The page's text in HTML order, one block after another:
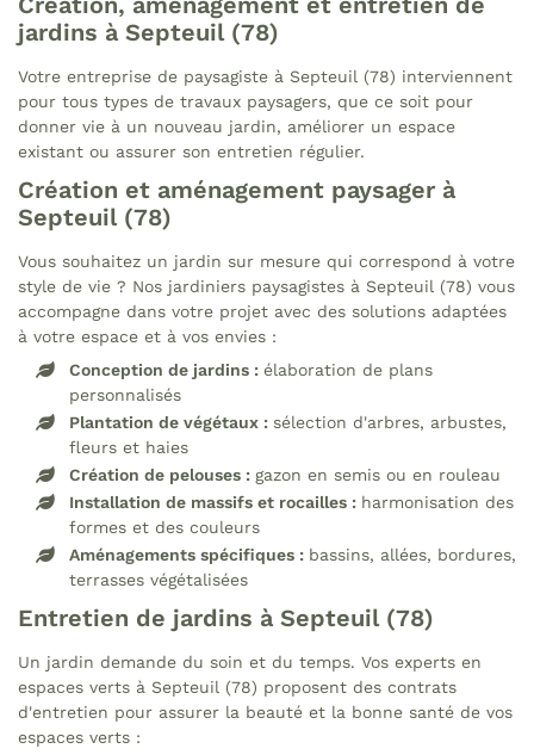
Accueil
prestations
Élagage
réalisations
Avis
Contact
Une
09 74 56 16
Restez
Inscription
Rejoignez-
jardins à Septeuil (78)
Votre entreprise de paysagiste à Septeuil (78) interviennent
pour tous types de travaux paysagers, que ce soit pour
donner vie à un nouveau jardin, améliorer un espace
existant ou assurer son entretien régulier.
Création et aménagement paysager à
Septeuil (78)
Vous souhaitez un jardin sur mesure qui correspond à votre
style de vie ? Nos jardiniers paysagistes à Septeuil (78) vous
accompagne dans votre projet avec des solutions adaptées
à votre espace et à vos envies :
Conception de jardins : élaboration de plans
personnalisés
Plantation de végétaux : sélection d'arbres, arbustes,
fleurs et haies
Création de pelouses : gazon en semis ou en rouleau
Installation de massifs et rocailles : harmonisation des
formes et des couleurs
Aménagements spécifiques : bassins, allées, bordures,
terrasses végétalisées
Entretien de jardins à Septeuil (78)
Un jardin demande du soin et du temps. Vos experts en
espaces verts à Septeuil (78) proposent des contrats
d'entretien pour assurer la beauté et la bonne santé de vos
espaces verts :